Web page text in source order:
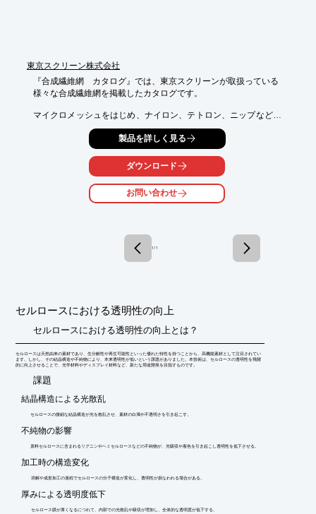
東京スクリーン株式会社
『合成繊維網　カタログ』では、東京スクリーンが取扱っている
様々な合成繊維網を掲載したカタログです。
マイクロメッシュをはじめ、ナイロン、テトロン、ニップなどの
合成繊維のほか、
「ロート型フィルター（口部閉め紐付き）」や、「巾着型（封筒
型）縫製品口ひも付き」
などの、合成繊維網加工品を掲載しています。
詳しくはカタログをご覧頂くか、お気軽にお問い合わせ下さい。
製品を詳しく見る
ダウンロード
お問い合わせ
1 / 1
セルロースにおける透明性の向上
セルロースにおける透明性の向上とは？
セルロースは天然由来の素材であり、生分解性や再生可能性といった優れた特性を持つことから、高機能素材として注目されてい
ます。しかし、その結晶構造や不純物により、本来透明性が低いという課題がありました。本技術は、セルロースの透明性を飛躍
的に向上させることで、光学材料やディスプレイ材料など、新たな用途開発を目指すものです。
​課題
結晶構造による光散乱
セルロースの微細な結晶構造が光を散乱させ、素材の白濁や不透明さを引き起こす。
不純物の影響
原料セルロースに含まれるリグニンやヘミセルロースなどの不純物が、光吸収や着色を引き起こし透明性を低下させる。
加工時の構造変化
溶解や成形加工の過程でセルロースの分子構造が変化し、透明性が損なわれる場合がある。
厚みによる透明度低下
セルロース膜が厚くなるにつれて、内部での光散乱や吸収が増加し、全体的な透明度が低下する。